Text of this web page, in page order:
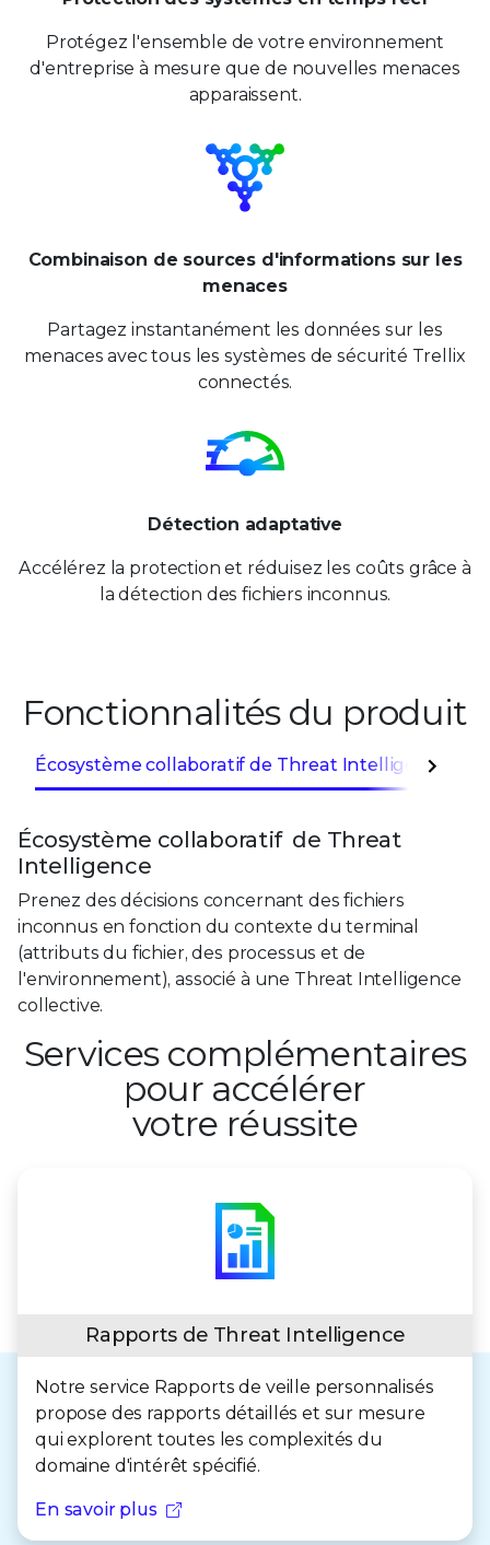
Protégez l'ensemble de votre environnement
d'entreprise à mesure que de nouvelles menaces
apparaissent.
Combinaison de sources d'informations sur les
menaces
Partagez instantanément les données sur les
menaces avec tous les systèmes de sécurité Trellix
connectés.
Détection adaptative
Accélérez la protection et réduisez les coûts grâce à
la détection des fichiers inconnus.
Fonctionnalités du produit
Écosystème collaboratif de Threat Intelligence
Écosystème collaboratif de Threat
Intelligence
Prenez des décisions concernant des fichiers
inconnus en fonction du contexte du terminal
(attributs du fichier, des processus et de
l'environnement), associé à une Threat Intelligence
collective.
Services complémentaires
pour accélérer
votre réussite
Rapports de Threat Intelligence
Notre service Rapports de veille personnalisés
propose des rapports détaillés et sur mesure
qui explorent toutes les complexités du
domaine d'intérêt spécifié.
En savoir plus